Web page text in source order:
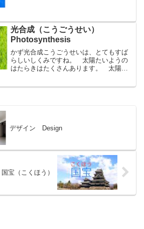
んどの時ときは、流ながれ...
光合成（こうごうせい）
Photosynthesis
かず光合成こうごうせいは、とてもすば
らしいしくみですね。 太陽たいようの
はたらきはたくさんあります。 太陽た
デザイン Design
国宝（こくほう）